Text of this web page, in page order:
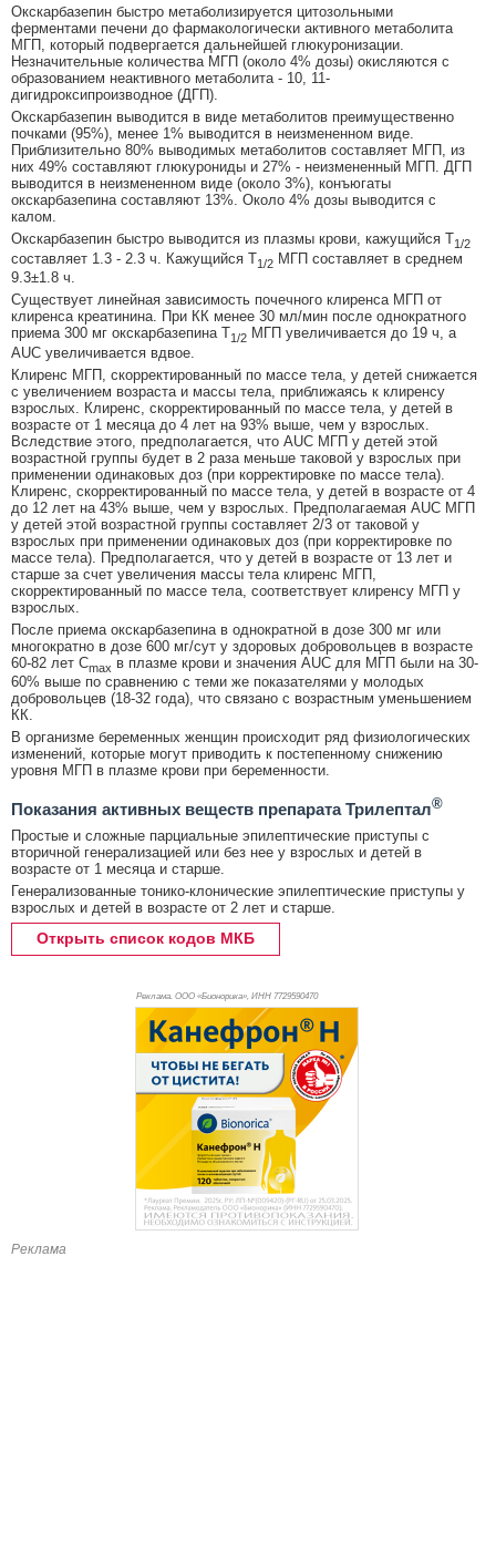
Окскарбазепин быстро метаболизируется цитозольными
ферментами печени до фармакологически активного метаболита
МГП, который подвергается дальнейшей глюкуронизации.
Незначительные количества МГП (около 4% дозы) окисляются с
образованием неактивного метаболита - 10, 11-
дигидроксипроизводное (ДГП).
Окскарбазепин выводится в виде метаболитов преимущественно
почками (95%), менее 1% выводится в неизмененном виде.
Приблизительно 80% выводимых метаболитов составляет МГП, из
них 49% составляют глюкурониды и 27% - неизмененный МГП. ДГП
выводится в неизмененном виде (около 3%), конъюгаты
окскарбазепина составляют 13%. Около 4% дозы выводится с
калом.
Окскарбазепин быстро выводится из плазмы крови, кажущийся T1/2
составляет 1.3 - 2.3 ч. Кажущийся T1/2 МГП составляет в среднем
9.3±1.8 ч.
Существует линейная зависимость почечного клиренса МГП от
клиренса креатинина. При КК менее 30 мл/мин после однократного
приема 300 мг окскарбазепина T1/2 МГП увеличивается до 19 ч, а
AUC увеличивается вдвое.
Клиренс МГП, скорректированный по массе тела, у детей снижается
с увеличением возраста и массы тела, приближаясь к клиренсу
взрослых. Клиренс, скорректированный по массе тела, у детей в
возрасте от 1 месяца до 4 лет на 93% выше, чем у взрослых.
Вследствие этого, предполагается, что AUC МГП у детей этой
возрастной группы будет в 2 раза меньше таковой у взрослых при
применении одинаковых доз (при корректировке по массе тела).
Клиренс, скорректированный по массе тела, у детей в возрасте от 4
до 12 лет на 43% выше, чем у взрослых. Предполагаемая AUC МГП
у детей этой возрастной группы составляет 2/3 от таковой у
взрослых при применении одинаковых доз (при корректировке по
массе тела). Предполагается, что у детей в возрасте от 13 лет и
старше за счет увеличения массы тела клиренс МГП,
скорректированный по массе тела, соответствует клиренсу МГП у
взрослых.
После приема окскарбазепина в однократной в дозе 300 мг или
многократно в дозе 600 мг/сут у здоровых добровольцев в возрасте
60-82 лет Сmax в плазме крови и значения AUC для МГП были на 30-
60% выше по сравнению с теми же показателями у молодых
добровольцев (18-32 года), что связано с возрастным уменьшением
КК.
В организме беременных женщин происходит ряд физиологических
изменений, которые могут приводить к постепенному снижению
уровня МГП в плазме крови при беременности.
Показания активных веществ препарата Трилептал®
Простые и сложные парциальные эпилептические приступы с
вторичной генерализацией или без нее у взрослых и детей в
возрасте от 1 месяца и старше.
Генерализованные тонико-клонические эпилептические приступы у
взрослых и детей в возрасте от 2 лет и старше.
Открыть список кодов МКБ
Реклама. ООО «Бионорика», ИНН 7729590470
Реклама